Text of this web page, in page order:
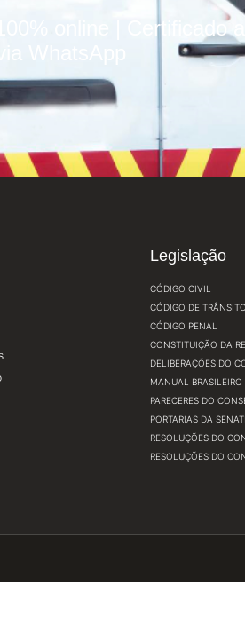
online | Certificado
WhatsApp
Legislação
CÓDIGO CIVIL
CÓDIGO DE
CÓDIGO PENAL
CONSTITUIÇÃO DA
DELIBERAÇÕES DO
MANUAL
PARECERES DO
PORTARIAS DA
RESOLUÇÕES DO
RESOLUÇÕES DO